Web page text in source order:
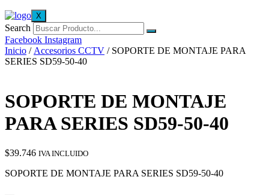
X
Search
Facebook Instagram
Inicio / Accesorios CCTV / SOPORTE DE MONTAJE PARA
SERIES SD59-50-40
SOPORTE DE MONTAJE
PARA SERIES SD59-50-40
$39.746 IVA INCLUIDO
SOPORTE DE MONTAJE PARA SERIES SD59-50-40